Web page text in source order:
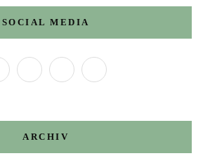
SOCIAL MEDIA
ARCHIV